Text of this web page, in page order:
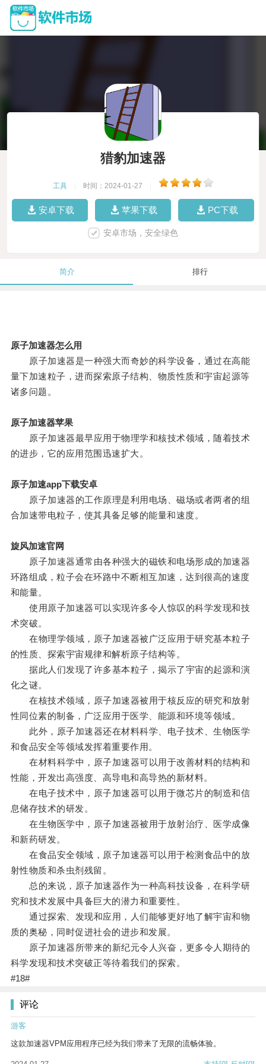
猎豹加速器
工具 时间：2024-01-27
安卓下载 苹果下载 PC下载
安卓市场，安全绿色
简介 排行
原子加速器怎么用
原子加速器是一种强大而奇妙的科学设备，通过在高能
量下加速粒子，进而探索原子结构、物质性质和宇宙起源等
诸多问题。
原子加速器苹果
原子加速器最早应用于物理学和核技术领域，随着技术
的进步，它的应用范围迅速扩大。
原子加速app下载安卓
原子加速器的工作原理是利用电场、磁场或者两者的组
合加速带电粒子，使其具备足够的能量和速度。
旋风加速官网
原子加速器通常由各种强大的磁铁和电场形成的加速器
环路组成，粒子会在环路中不断相互加速，达到很高的速度
和能量。
使用原子加速器可以实现许多令人惊叹的科学发现和技
术突破。
在物理学领域，原子加速器被广泛应用于研究基本粒子
的性质、探索宇宙规律和解析原子结构等。
据此人们发现了许多基本粒子，揭示了宇宙的起源和演
化之谜。
在核技术领域，原子加速器被用于核反应的研究和放射
性同位素的制备，广泛应用于医学、能源和环境等领域。
此外，原子加速器还在材料科学、电子技术、生物医学
和食品安全等领域发挥着重要作用。
在材料科学中，原子加速器可以用于改善材料的结构和
性能，开发出高强度、高导电和高导热的新材料。
在电子技术中，原子加速器可以用于微芯片的制造和信
息储存技术的研发。
在生物医学中，原子加速器被用于放射治疗、医学成像
和新药研发。
在食品安全领域，原子加速器可以用于检测食品中的放
射性物质和杀虫剂残留。
总的来说，原子加速器作为一种高科技设备，在科学研
究和技术发展中具备巨大的潜力和重要性。
通过探索、发现和应用，人们能够更好地了解宇宙和物
质的奥秘，同时促进社会的进步和发展。
原子加速器所带来的新纪元令人兴奋，更多令人期待的
科学发现和技术突破正等待着我们的探索。
#18#
评论
游客
这款加速器VPM应用程序已经为我们带来了无限的流畅体验。